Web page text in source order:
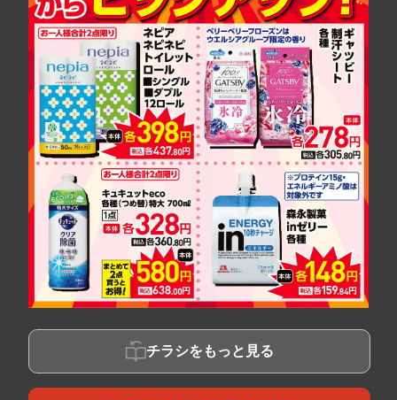
チラシをもっと見る